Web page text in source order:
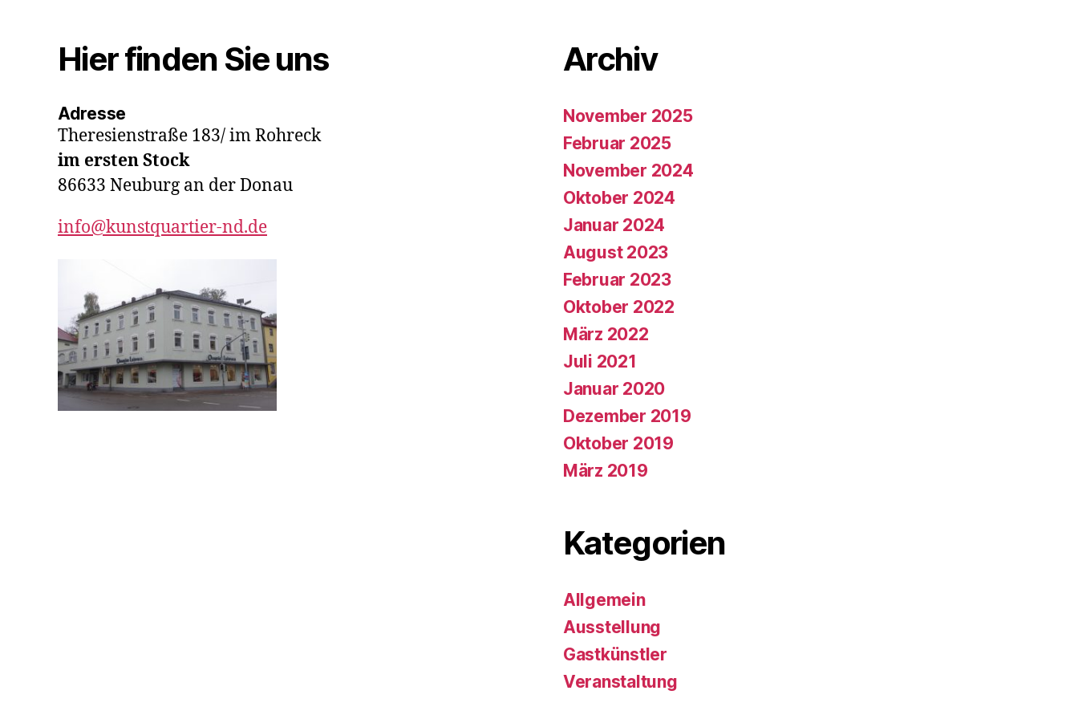
Hier finden Sie uns
Adresse
Theresienstraße 183/ im Rohreck
im ersten Stock
86633 Neuburg an der Donau
info@kunstquartier-nd.de
Archiv
November 2025
Februar 2025
November 2024
Oktober 2024
Januar 2024
August 2023
Februar 2023
Oktober 2022
März 2022
Juli 2021
Januar 2020
Dezember 2019
Oktober 2019
März 2019
Kategorien
Allgemein
Ausstellung
Gastkünstler
Veranstaltung